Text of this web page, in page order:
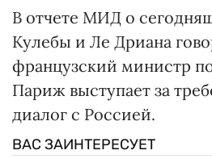
В отчете МИД о
Кулебы и Ле Дриана
французский министр
Париж выступает за
диалог с Россией.
ВАС ЗАИНТЕРЕСУЕТ